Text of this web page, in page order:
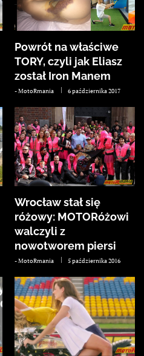
Powrót na właściwe
TORY, czyli jak Eliasz
został Iron Manem
-MotoRmania 6 października 2017
Wrocław stał się
różowy: MOTORóżowi
walczyli z
nowotworem piersi
-MotoRmania 5 października 2016